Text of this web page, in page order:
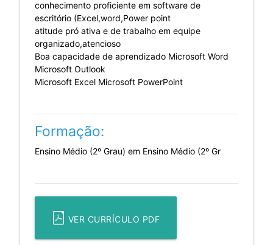
conhecimento proficiente em software de
escritório (Excel,word,Power point
atitude pró ativa e de trabalho em equipe
organizado,atencioso
Boa capacidade de aprendizado Microsoft Word
Microsoft Outlook
Microsoft Excel Microsoft PowerPoint
Formação:
Ensino Médio (2º Grau) em Ensino Médio (2º Gr
VER CURRÍCULO PDF